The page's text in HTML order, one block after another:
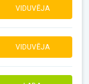
VIDUVĒJA
VIDUVĒJA